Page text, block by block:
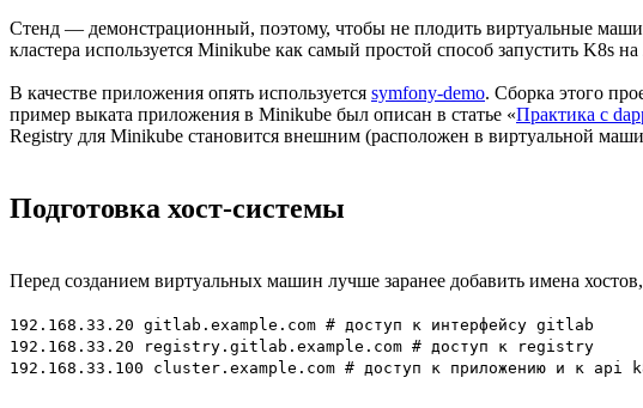
Стенд — демонстрационный, поэтому, чтобы не плодить виртуальные
кластера используется Minikube как самый простой способ запустить K8s
В качестве приложения опять используется symfony-demo. Сборка этого
пример выката приложения в Minikube был описан в статье «Практика с
Registry для Minikube становится внешним (расположен в виртуальной
Подготовка хост-системы
Перед созданием виртуальных машин лучше заранее добавить имена
192.168.33.20 gitlab.example.com # доступ к интерфейсу gitlab
192.168.33.20 registry.gitlab.example.com # доступ к registry
192.168.33.100 cluster.example.com # доступ к приложению и к api